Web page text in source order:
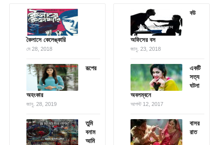
কৈলাসে কেলেঙ্কারি
মে 28, 2018
রূপের
অহংকার
জানু. 28, 2019
তুমি
বনাম
আমি
বউ
অফিসের বস
জানু. 23, 2018
একটি
সত্য
ঘটনা
অবলম্বনে
আগস্ট 12, 2017
বাসর
রাত